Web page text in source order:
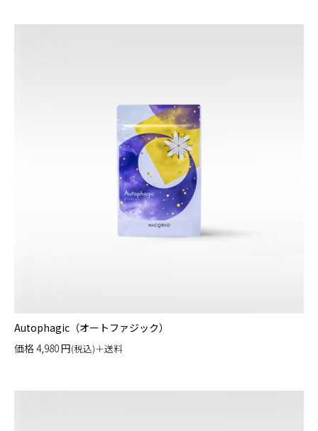
Autophagic（オートファジック）
価格4,980円(税込)＋送料